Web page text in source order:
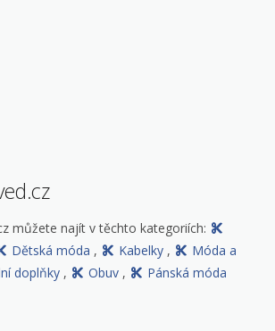
můžete najít v těchto kategoriích:
Dětská móda , Kabelky ,
Móda a
doplňky , Obuv , Pánská móda